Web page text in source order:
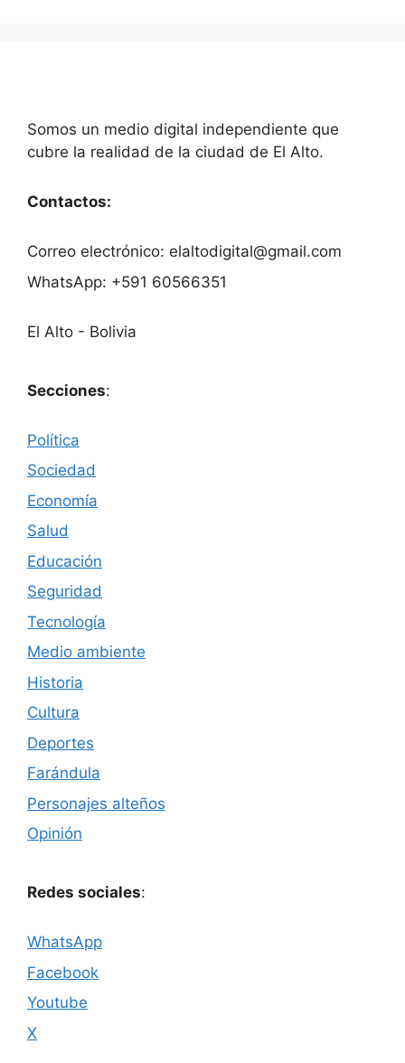
Somos un medio digital independiente que
cubre la realidad de la ciudad de El Alto.
Contactos:
Correo electrónico: elaltodigital@gmail.com
WhatsApp: +591 60566351
El Alto - Bolivia
Secciones:
Política
Sociedad
Economía
Salud
Educación
Seguridad
Tecnología
Medio ambiente
Historia
Cultura
Deportes
Farándula
Personajes alteños
Opinión
Redes sociales:
WhatsApp
Facebook
Youtube
X